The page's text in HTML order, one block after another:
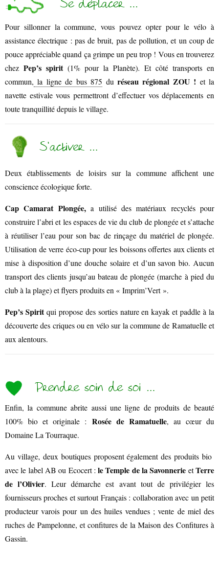
CÔTÉ MER
VOS QUESTIONS, NOS RÉPONSES
Se déplacer …
Pour sillonner la commune, vous pouvez opter pour le vélo à
assistance électrique : pas de bruit, pas de pollution, et un coup de
pouce appréciable quand ça grimpe un peu trop ! Vous en trouverez
chez Pep’s spirit(1% pour la Planète). Et côté transports en
commun, la ligne de bus 875 du réseau régional ZOU ! et la
navette estivale vous permettront d’effectuer vos déplacements en
toute tranquillité depuis le village.
S’activer …
Deux établissements de loisirs sur la commune affichent une
conscience écologique forte.
Cap Camarat Plongée,a utilisé des matériaux recyclés pour
construire l’abri et les espaces de vie du club de plongée et s’attache
à réutiliser l’eau pour son bac de rinçage du matériel de plongée.
Utilisation de verre éco-cup pour les boissons offertes aux clients et
mise à disposition d’une douche solaire et d’un savon bio. Aucun
transport des clients jusqu’au bateau de plongée (marche à pied du
club à la plage) et flyers produits en « Imprim’Vert ».
Pep’s Spiritqui propose des sorties nature en kayak et paddle à la
découverte des criques ou en vélo sur la commune de Ramatuelle et
aux alentours.
Prendre soin de soi …
Enfin, la commune abrite aussi une ligne de produits de beauté
100% bio et originale : Rosée de Ramatuelle, au cœur du
Domaine La Tourraque.
Au village, deux boutiques proposent également des produits bio
avec le label AB ou Ecocert :le Temple de la Savonnerie etTerre
de l’Olivier. Leur démarche est avant tout de privilégier les
fournisseurs proches et surtout Français : collaboration avec un petit
producteur varois pour un des huiles vendues ; vente de miel des
ruches de Pampelonne, et confitures de la Maison des Confitures à
Gassin.